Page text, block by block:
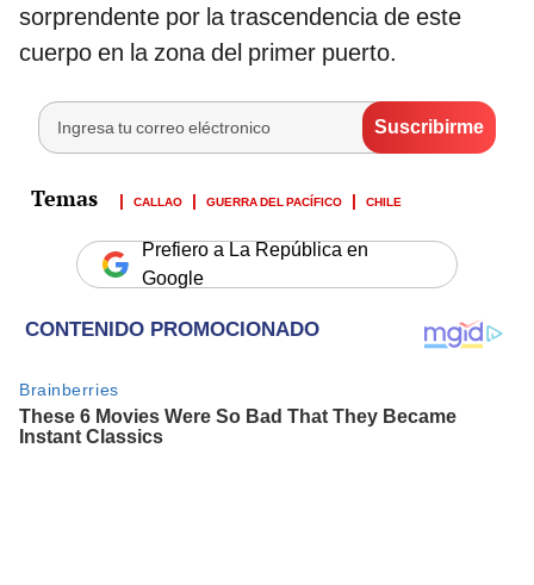
sorprendente por la trascendencia de este
cuerpo en la zona del primer puerto.
CALLAO GUERRA DEL PACÍFICO CHILE
Prefiero a La República en
Google